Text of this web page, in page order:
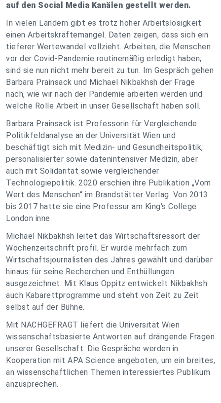
auf den Social Media Kanälen gestellt werden.
In vielen Ländern gibt es trotz hoher Arbeitslosigkeit
einen Arbeitskräftemangel. Daten zeigen, dass sich ein
tieferer Wertewandel vollzieht. Arbeiten, die Menschen
vor der Covid-Pandemie routinemäßig erledigt haben,
sind sie nun nicht mehr bereit zu tun. Im Gespräch gehen
Barbara Prainsack und Michael Nikbakhsh der Frage
nach, wie wir nach der Pandemie arbeiten werden und
welche Rolle Arbeit in unser Gesellschaft haben soll.
Barbara Prainsack ist Professorin für Vergleichende
Politikfeldanalyse an der Universität Wien und
beschäftigt sich mit Medizin- und Gesundheitspolitik,
personalisierter sowie datenintensiver Medizin, aber
auch mit Solidarität sowie vergleichender
Technologiepolitik. 2020 erschien ihre Publikation „Vom
Wert des Menschen“ im Brandstätter Verlag. Von 2013
bis 2017 hatte sie eine Professur am King‘s College
London inne.
Michael Nikbakhsh leitet das Wirtschaftsressort der
Wochenzeitschrift profil. Er wurde mehrfach zum
Wirtschaftsjournalisten des Jahres gewählt und darüber
hinaus für seine Recherchen und Enthüllungen
ausgezeichnet. Mit Klaus Oppitz entwickelt Nikbakhsh
auch Kabarettprogramme und steht von Zeit zu Zeit
selbst auf der Bühne.
Mit NACHGEFRAGT liefert die Universität Wien
wissenschaftsbasierte Antworten auf drängende Fragen
unserer Gesellschaft. Die Gespräche werden in
Kooperation mit APA Science angeboten, um ein breites,
an wissenschaftlichen Themen interessiertes Publikum
anzusprechen.